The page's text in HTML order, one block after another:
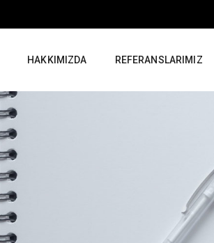
HAKKIMIZDA REFERANSLARIMIZ